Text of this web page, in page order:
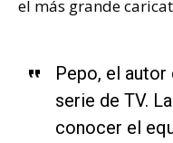
el más grande
Pepo, el
serie de TV.
conocer el